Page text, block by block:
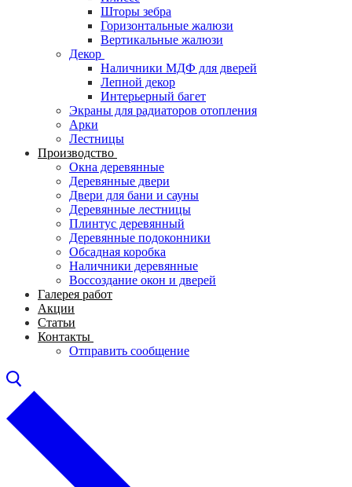
Шторы зебра
Горизонтальные жалюзи
Вертикальные жалюзи
Декор
Наличники МДФ для дверей
Лепной декор
Интерьерный багет
Экраны для радиаторов отопления
Арки
Лестницы
Производство
Окна деревянные
Деревянные двери
Двери для бани и сауны
Деревянные лестницы
Плинтус деревянный
Деревянные подоконники
Обсадная коробка
Наличники деревянные
Воссоздание окон и дверей
Галерея работ
Акции
Статьи
Контакты
Отправить сообщение